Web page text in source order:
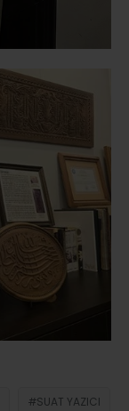
SUAT YAZICI